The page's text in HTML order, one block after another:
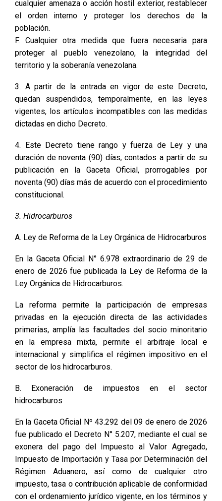
cualquier amenaza o acción hostil exterior, restablecer
el orden interno y proteger los derechos de la
población.
F. Cualquier otra medida que fuera necesaria para
proteger al pueblo venezolano, la integridad del
territorio y la soberanía venezolana.
3. A partir de la entrada en vigor de este Decreto,
quedan suspendidos, temporalmente, en las leyes
vigentes, los artículos incompatibles con las medidas
dictadas en dicho Decreto.
4. Este Decreto tiene rango y fuerza de Ley y una
duración de noventa (90) días, contados a partir de su
publicación en la Gaceta Oficial, prorrogables por
noventa (90) días más de acuerdo con el procedimiento
constitucional.
3. Hidrocarburos
A. Ley de Reforma de la Ley Orgánica de Hidrocarburos
En la Gaceta Oficial N° 6.978 extraordinario de 29 de
enero de 2026 fue publicada la Ley de Reforma de la
Ley Orgánica de Hidrocarburos.
La reforma permite la participación de empresas
privadas en la ejecución directa de las actividades
primerias, amplía las facultades del socio minoritario
en la empresa mixta, permite el arbitraje local e
internacional y simplifica el régimen impositivo en el
sector de los hidrocarburos.
B. Exoneración de impuestos en el sector
hidrocarburos
En la Gaceta Oficial Nº 43.292 del 09 de enero de 2026
fue publicado el Decreto N° 5.207, mediante el cual se
exonera del pago del Impuesto al Valor Agregado,
Impuesto de Importación y Tasa por Determinación del
Régimen Aduanero, así como de cualquier otro
impuesto, tasa o contribución aplicable de conformidad
con el ordenamiento jurídico vigente, en los términos y